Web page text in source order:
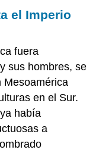
el Imperio
fuera
sus hombres, se
Mesoamérica
en el Sur.
había
a